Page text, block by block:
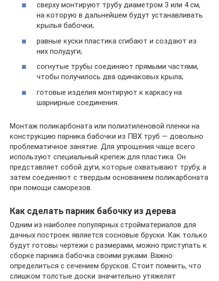
сверху монтируют трубу диаметром 3 или 4 см,
на которую в дальнейшем будут устанавливать
крылья бабочки;
равные куски пластика сгибают и создают из
них полудуги;
согнутые трубы соединяют прямыми частями,
чтобы получилось два одинаковых крыла;
готовые изделия монтируют к каркасу на
шарнирные соединения.
Монтаж поликарбоната или полиэтиленовой пленки на
конструкцию парника бабочки из ПВХ труб — довольно
проблематичное занятие. Для упрощения чаще всего
используют специальный крепеж для пластика. Он
представляет собой дуги, которые охватывают трубу, а
затем соединяют с твердым основанием поликарбоната
при помощи саморезов.
Как сделать парник бабочку из дерева
Одним из наиболее популярных стройматериалов для
дачных построек является сосновые бруски. Как только
будут готовы чертежи с размерами, можно приступать к
сборке парника бабочка своими руками. Важно
определиться с сечением брусков. Стоит помнить, что
слишком толстые доски значительно утяжелят